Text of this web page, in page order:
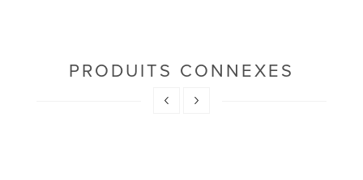
PRODUITS CONNEXES